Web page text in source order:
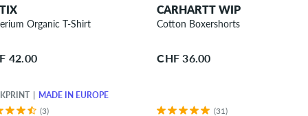
Organic T-Shirt
42.00
MADE IN EUROPE
(3)
CARHARTT WIP
Cotton Boxershorts 2er Pack
CHF 36.00
(31)